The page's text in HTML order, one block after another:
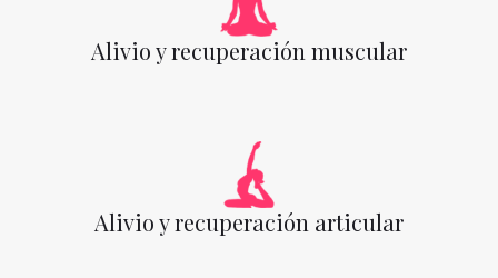
Alivio y recuperación muscular
Alivio y recuperación articular